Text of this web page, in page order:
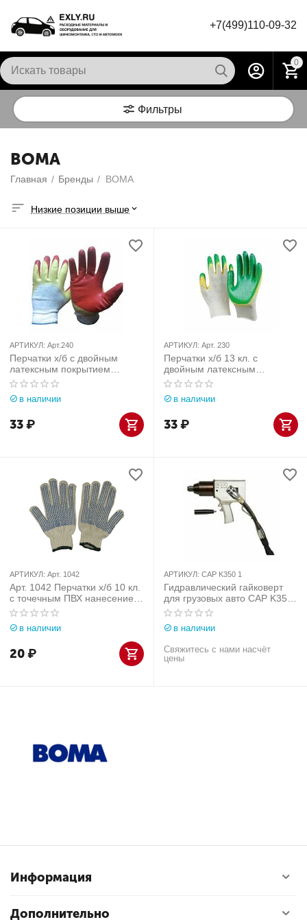
+7(499)110-09-32
0
Фильтры
BOMA
Главная / Бренды / BOMA
Низкие позиции выше
АРТИКУЛ: Арт.240
Перчатки х/б с двойным
латексным покрытием
ПРЕМИУМ (ГЛУБОКОЕ
НАНЕСЕНИЕ)
в наличии
33₽
АРТИКУЛ: Арт. 230
Перчатки х/б 13 кл. с
двойным латексным
покрытием СТАНДАРТ 42-44
г
в наличии
33₽
АРТИКУЛ: Арт. 1042
Арт. 1042 Перчатки х/б 10 кл.
с точечным ПВХ нанесением
4-нитка СТАНДАРТ 44 г
в наличии
20₽
АРТИКУЛ: CAP K350 1
Гидравлический гайковерт
для грузовых авто CAP K350
1 (380в)
в наличии
Свяжитесь с нами насчёт
цены
Информация
Дополнительно